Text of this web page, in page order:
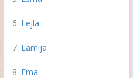
Lejla
Lamija
Ema